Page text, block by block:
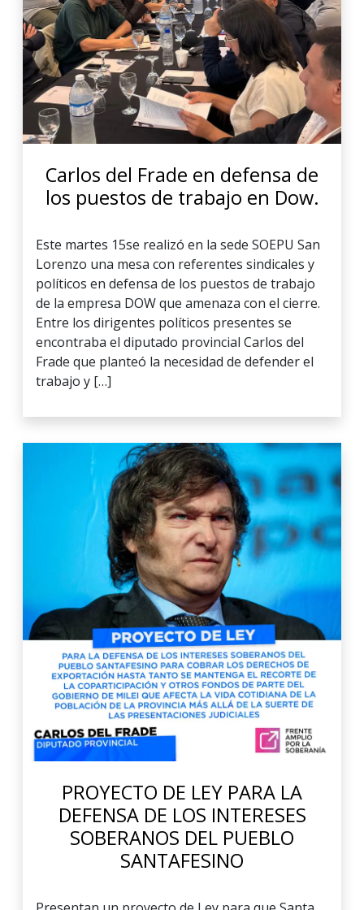
Carlos del Frade en defensa de
los puestos de trabajo en Dow.
Este martes 15se realizó en la sede SOEPU San
Lorenzo una mesa con referentes sindicales y
políticos en defensa de los puestos de trabajo
de la empresa DOW que amenaza con el cierre.
Entre los dirigentes políticos presentes se
encontraba el diputado provincial Carlos del
Frade que planteó la necesidad de defender el
trabajo y […]
PROYECTO DE LEY PARA LA
DEFENSA DE LOS INTERESES
SOBERANOS DEL PUEBLO
SANTAFESINO